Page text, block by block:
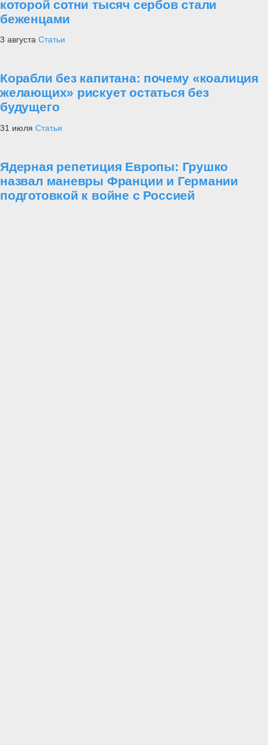
которой сотни тысяч сербов стали
беженцами
3 августа Статьи
Корабли без капитана: почему «коалиция
желающих» рискует остаться без
будущего
31 июля Статьи
Ядерная репетиция Европы: Грушко
назвал маневры Франции и Германии
подготовкой к войне с Россией